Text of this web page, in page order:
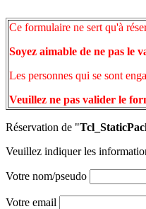
Ce formulaire ne sert qu'à
Soyez aimable de ne pas le
Les personnes qui se sont
Veuillez ne pas valider le
Réservation de "
Veuillez indiquer les
Votre nom/pseudo
Votre email